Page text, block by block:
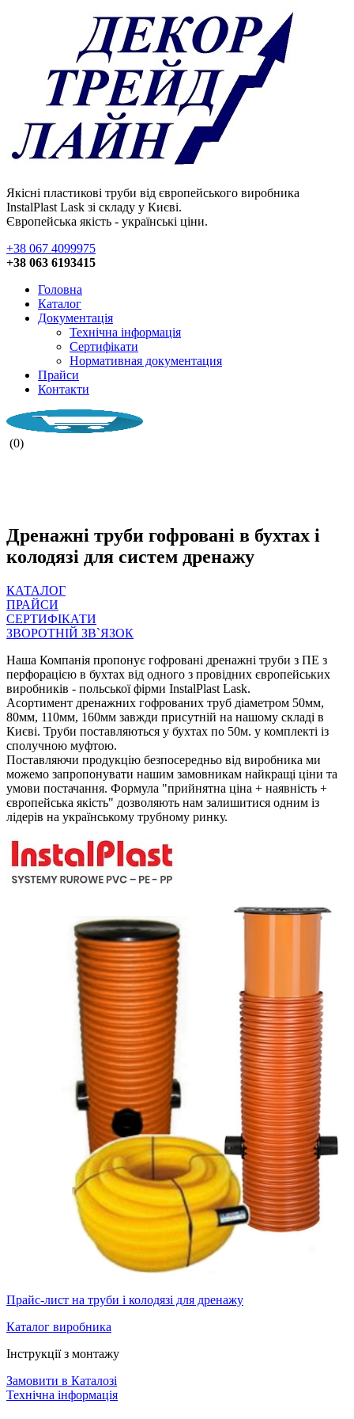
Якісні пластикові труби від європейського виробника
InstalPlast Lask зі складу у Києві.
Європейська якість - українські ціни.
+38 067 4099975
+38 063 6193415
Головна
Каталог
Документація
Технічна інформація
Сертифікати
Нормативная документация
Прайси
Контакти
(0)
Дренажні труби гофровані в бухтах і
колодязі для систем дренажу
КАТАЛОГ
ПРАЙСИ
СЕРТИФІКАТИ
ЗВОРОТНІЙ ЗВ`ЯЗОК
Наша Компанія пропонує гофровані дренажні труби з ПЕ з
перфорацією в бухтах від одного з провідних європейських
виробників - польської фірми InstalPlast Lask.
Асортимент дренажних гофрованих труб діаметром 50мм,
80мм, 110мм, 160мм завжди присутній на нашому складі в
Києві. Труби поставляються у бухтах по 50м. у комплекті із
сполучною муфтою.
Поставляючи продукцію безпосередньо від виробника ми
можемо запропонувати нашим замовникам найкращі ціни та
умови постачання. Формула "прийнятна ціна + наявність +
європейська якість" дозволяють нам залишитися одним із
лідерів на українському трубному ринку.
Прайс-лист на труби і колодязі для дренажу
Каталог виробника
Інструкції з монтажу
Замовити в Каталозі
Технічна інформація